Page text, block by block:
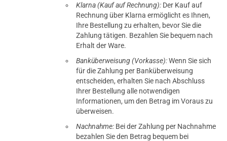
Klarna (Kauf auf Rechnung): Der Kauf auf
Rechnung über Klarna ermöglicht es Ihnen,
Ihre Bestellung zu erhalten, bevor Sie die
Zahlung tätigen. Bezahlen Sie bequem nach
Erhalt der Ware.
Banküberweisung (Vorkasse):Wenn Sie sich
für die Zahlung per Banküberweisung
entscheiden, erhalten Sie nach Abschluss
Ihrer Bestellung alle notwendigen
Informationen, um den Betrag im Voraus zu
überweisen.
Nachnahme: Bei der Zahlung per Nachnahme
bezahlen Sie den Betrag bequem bei